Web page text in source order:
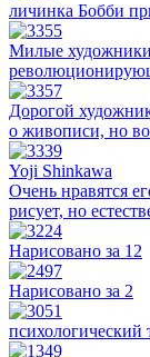
личинка Бобби
Милые
Дорогой
о живописи, но
Yoji Shinkawa
Очень нравятся
рисует, но
Нарисовано за 12
Нарисовано за 2
психологический